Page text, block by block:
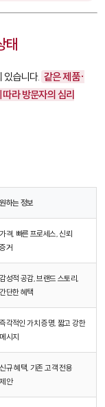
태
있습니다. 같은 제품·
라 방문자의 심리
원하는 정보
가격, 빠른 프로세스, 신뢰
증거
감성적 공감, 브랜드 스토리,
간단한 혜택
즉각적인 가치 증명, 짧고 강한
메시지
신규 혜택, 기존 고객 전용
제안